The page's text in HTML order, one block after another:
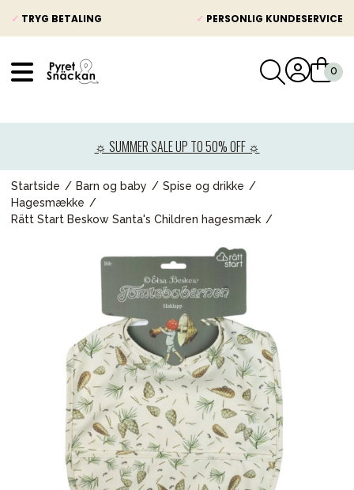
✓ TRYG BETALING ✓ PERSONLIG KUNDESERVICE
☼ SUMMER SALE UP TO 50% OFF ☼
Startside Barn og baby
Spise og drikke
Hagesmække
Rätt Start Beskow Santa's Children hagesmæk
Barnevogne
Autostole
Babypakke
Legetøj og spil
Mor & Far
Møbler & sengetøj
Tilbehør
Reservedele
Kampagner
Tips til gaver
Vores favoritter